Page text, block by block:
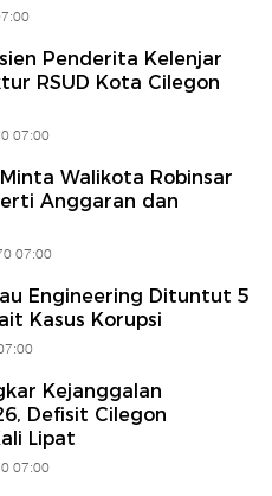
Penderita Kelenjar
RSUD Kota Cilegon
07:00
Walikota Robinsar
Anggaran dan
07:00
Engineering Dituntut 5
Kasus Korupsi
Kejanggalan
Defisit Cilegon
Lipat
07:00